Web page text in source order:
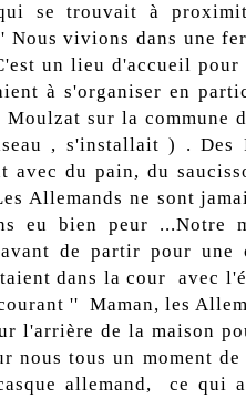
se trouvait à
Nous vivions dans une
un lieu d'accueil pour
à s'organiser en
Moulzat sur la commune
, s'installait ) . Des
avec du pain, du
Allemands ne sont
eu bien peur ...Notre
de partir pour une
dans la cour avec
'' Maman, les
l'arrière de la maison
nous tous un moment
allemand, ce qui